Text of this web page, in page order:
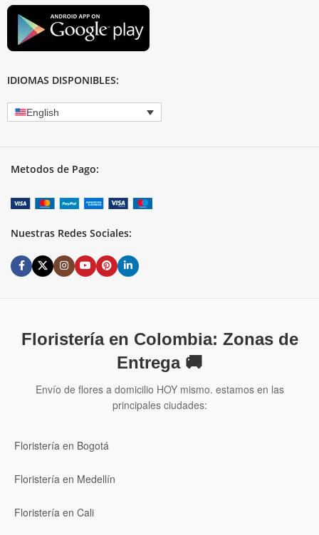
IDIOMAS DISPONIBLES:
English
Metodos de Pago:
Nuestras Redes Sociales:
Floristería en Colombia: Zonas de
Entrega 🚚
Envío de flores a domicilio HOY mismo. estamos en las
principales ciudades:
Floristería en Bogotá
Floristería en Medellín
Floristería en Cali